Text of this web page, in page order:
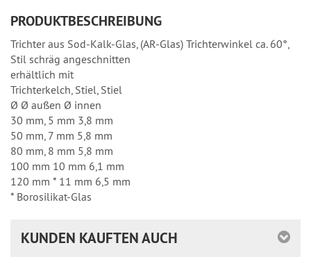
PRODUKTBESCHREIBUNG
Trichter aus Sod-Kalk-Glas, (AR-Glas) Trichterwinkel ca. 60°,
Stil schräg angeschnitten
erhältlich mit
Trichterkelch, Stiel, Stiel
Ø Ø außen Ø innen
30 mm, 5 mm 3,8 mm
50 mm, 7 mm 5,8 mm
80 mm, 8 mm 5,8 mm
100 mm 10 mm 6,1 mm
120 mm * 11 mm 6,5 mm
* Borosilikat-Glas
KUNDEN KAUFTEN AUCH